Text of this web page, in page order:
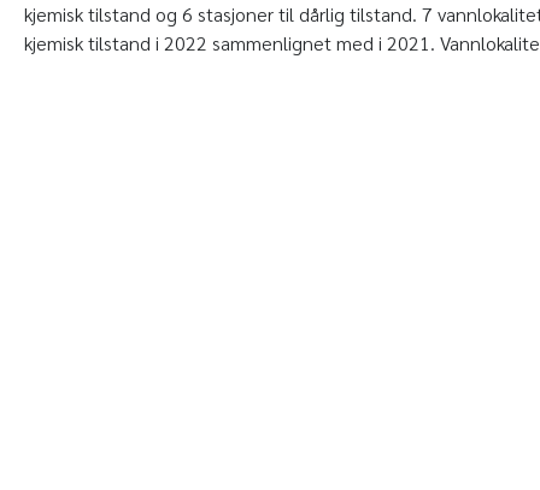
kjemisk tilstand og 6 stasjoner til dårlig tilstand. 7
kjemisk tilstand i 2022 sammenlignet med i 2021.